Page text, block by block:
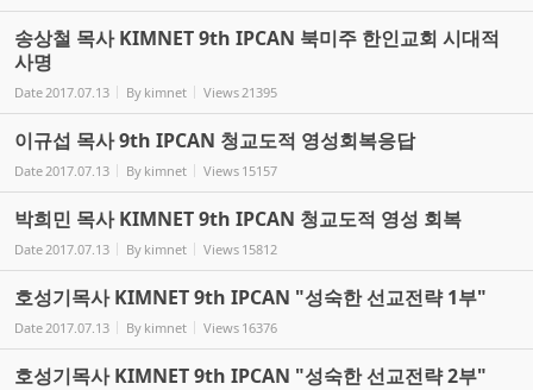
송상철 목사 KIMNET 9th IPCAN 북미주 한인교회 시대적
사명
Date 2017.07.13 By kimnet Views 21395
이규섭 목사 9th IPCAN 청교도적 영성회복응답
Date 2017.07.13 By kimnet Views 15157
박희민 목사 KIMNET 9th IPCAN 청교도적 영성 회복
Date 2017.07.13 By kimnet Views 15812
호성기목사 KIMNET 9th IPCAN "성숙한 선교전략 1부"
Date 2017.07.13 By kimnet Views 16376
호성기목사 KIMNET 9th IPCAN "성숙한 선교전략 2부"